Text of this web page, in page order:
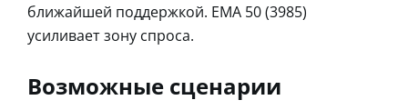
ближайшей поддержкой. EMA 50 (3985)
усиливает зону спроса.
Возможные сценарии